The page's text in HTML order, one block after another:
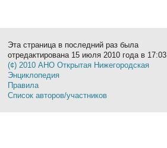
Эта страница в последний раз была
отредактирована 15 июля 2010 года в 17:03.
(¢) 2010 АНО Открытая Нижегородская
Энциклопедия
Правила
Список авторов/участников